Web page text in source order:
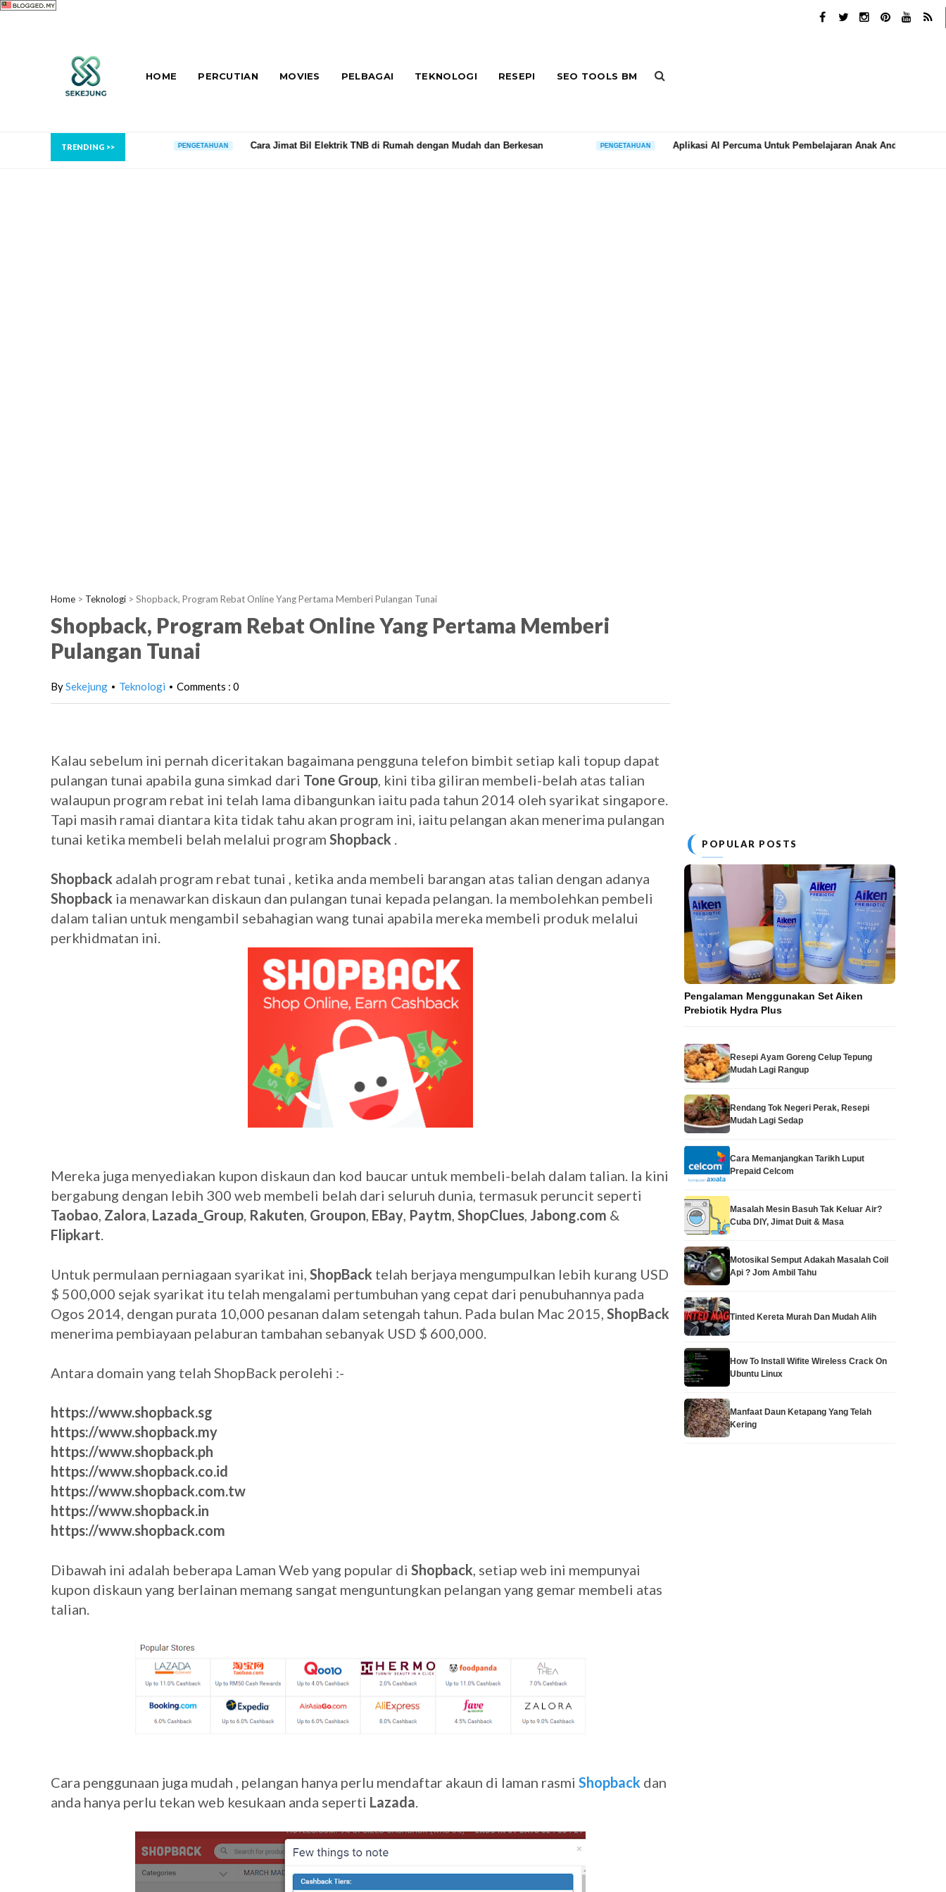
HOME PERCUTIAN MOVIES PELBAGAI TEKNOLOGI RESEPI SEO TOOLS BM
PENGETAHUAN Cara Jimat Bil Elektrik TNB di Rumah dengan Mudah dan Berkesan PENGETAHUAN Aplikasi AI Percuma Untuk Pembelajaran Anak Anda PENGETAHUAN
Home > Teknologi > Shopback, Program Rebat Online Yang Pertama Memberi Pulangan Tunai
Shopback, Program Rebat Online Yang Pertama Memberi
Pulangan Tunai
BySekejung • Teknologi • Comments : 0
Kalau sebelum ini pernah diceritakan bagaimana pengguna telefon bimbit setiap kali topup dapat
pulangan tunai apabila guna simkad dari Tone Group, kini tiba giliran membeli-belah atas talian
walaupun program rebat ini telah lama dibangunkan iaitu pada tahun 2014 oleh syarikat singapore.
Tapi masih ramai diantara kita tidak tahu akan program ini, iaitu pelangan akan menerima pulangan
tunai ketika membeli belah melalui program Shopback .
Shopback adalah program rebat tunai , ketika anda membeli barangan atas talian dengan adanya
Shopback ia menawarkan diskaun dan pulangan tunai kepada pelangan. Ia membolehkan pembeli
dalam talian untuk mengambil sebahagian wang tunai apabila mereka membeli produk melalui
perkhidmatan ini.
Mereka juga menyediakan kupon diskaun dan kod baucar untuk membeli-belah dalam talian. Ia kini
bergabung dengan lebih 300 web membeli belah dari seluruh dunia, termasuk peruncit seperti
Taobao, Zalora, Lazada_Group, Rakuten, Groupon, EBay, Paytm, ShopClues, Jabong.com &
Flipkart.
Untuk permulaan perniagaan syarikat ini, ShopBack telah berjaya mengumpulkan lebih kurang USD
$ 500,000 sejak syarikat itu telah mengalami pertumbuhan yang cepat dari penubuhannya pada
Ogos 2014, dengan purata 10,000 pesanan dalam setengah tahun. Pada bulan Mac 2015, ShopBack
menerima pembiayaan pelaburan tambahan sebanyak USD $ 600,000.
Antara domain yang telah ShopBack perolehi :-
https://www.shopback.sg
https://www.shopback.my
https://www.shopback.ph
https://www.shopback.co.id
https://www.shopback.com.tw
https://www.shopback.in
https://www.shopback.com
Dibawah ini adalah beberapa Laman Web yang popular di Shopback, setiap web ini mempunyai
kupon diskaun yang berlainan memang sangat menguntungkan pelangan yang gemar membeli atas
talian.
Cara penggunaan juga mudah , pelangan hanya perlu mendaftar akaun di laman rasmi Shopback dan
anda hanya perlu tekan web kesukaan anda seperti Lazada.
POPULAR POSTS
Pengalaman Menggunakan Set Aiken
Prebiotik Hydra Plus
Resepi Ayam Goreng Celup Tepung
Mudah Lagi Rangup
Rendang Tok Negeri Perak, Resepi
Mudah Lagi Sedap
Cara Memanjangkan Tarikh Luput
Prepaid Celcom
Masalah Mesin Basuh Tak Keluar Air?
Cuba DIY, Jimat Duit & Masa
Motosikal Semput Adakah Masalah Coil
Api ? Jom Ambil Tahu
Tinted Kereta Murah Dan Mudah Alih
How To Install Wifite Wireless Crack On
Ubuntu Linux
Manfaat Daun Ketapang Yang Telah
Kering